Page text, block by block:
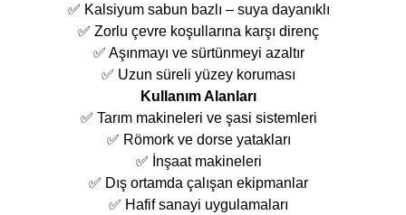
✅ Kalsiyum sabun bazlı – suya dayanıklı
✅ Zorlu çevre koşullarına karşı direnç
✅ Aşınmayı ve sürtünmeyi azaltır
✅ Uzun süreli yüzey koruması
Kullanım Alanları
✅ Tarım makineleri ve şasi sistemleri
✅ Römork ve dorse yatakları
✅ İnşaat makineleri
✅ Dış ortamda çalışan ekipmanlar
✅ Hafif sanayi uygulamaları